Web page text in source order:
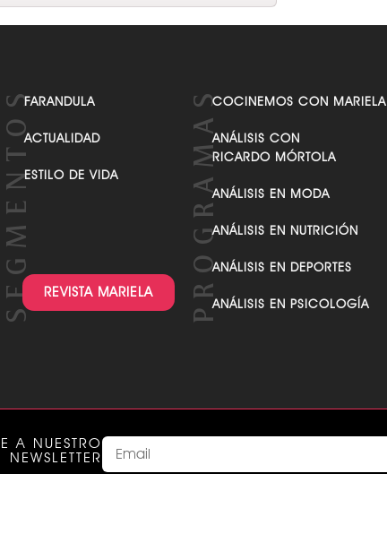
FARANDULA
ACTUALIDAD
ESTILO DE VIDA
REVISTA MARIELA
COCINEMOS CON MARIELA
ANÁLISIS CON
RICARDO MÓRTOLA
ANÁLISIS EN MODA
ANÁLISIS EN NUTRICIÓN
ANÁLISIS EN DEPORTES
ANÁLISIS EN PSICOLOGÍA
A NUESTRO
NEWSLETTER